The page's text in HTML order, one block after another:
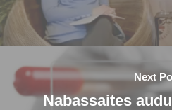
Next
Nabassaites